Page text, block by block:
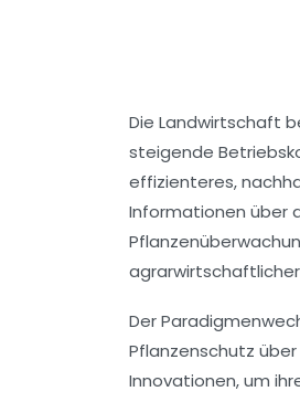
Die Landwirtschaft
steigende
effizienteres,
Informationen über
Der
Pflanzenschutz
Innovationen, um